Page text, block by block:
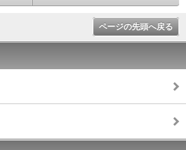
ページの先頭へ戻る